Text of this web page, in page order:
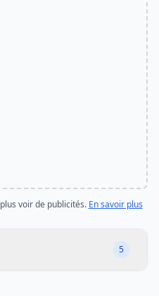
voir de publicités. En savoir plus
5